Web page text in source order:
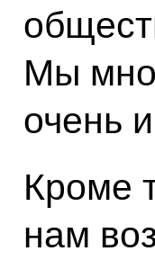
Мы
очень
Кроме
нам